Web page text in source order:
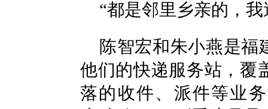
“都是邻里乡亲的，
陈智宏和朱小燕是福
他们的快递服务站，覆
落的收件、派件等业